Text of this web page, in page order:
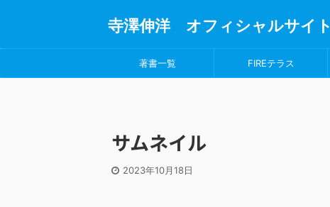
寺澤伸洋 オフィシャルサイト
著書一覧 FIREテラス
サムネイル
2023年10月18日